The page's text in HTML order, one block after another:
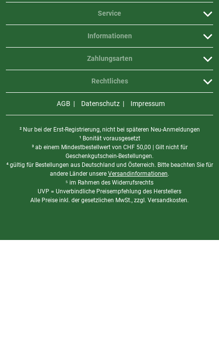
Service
Informationen
Rechtliches
Zahlungsarten
AGB Datenschutz Impressum
² Nur bei der Erst-Registrierung, nicht bei späteren Neu-Anmeldungen
¹ Bonität vorausgesetzt
³ ab einem Mindestbestellwert von CHF50,00 | Gilt nicht für
Geschenkgutschein-Bestellungen.
⁴ gültig für Bestellungen aus Deutschland und Österreich. Bitte beachten Sie für
andere Länder unsere Versandinformationen.
⁵ im Rahmen des Widerrufsrechts
UVP = Unverbindliche Preisempfehlung des Herstellers
Alle Preise inkl. der gesetzlichen MwSt., zzgl. Versandkosten.